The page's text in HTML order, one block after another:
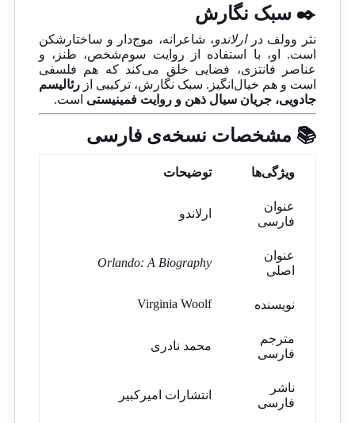
✒️ سبک نگارش
نثر وولف درارلاندو، شاعرانه، موج‌دار و ساختارشکن
است. او، با استفاده از روایت سوم‌شخص، طنز، و
عناصر فانتزی، فضایی خلق می‌کند که هم فلسفی
است و هم خیال‌انگیز. سبک نگارش، ترکیبی ازرئالیسم
جادویی، جریان سیال ذهن و روایت فمینیستی است.
📚 مشخصات نسخه‌ی فارسی
ویژگی‌ها توضیحات
عنوان
فارسی
ارلاندو
عنوان
اصلی
Orlando: A Biography
نویسنده Virginia Woolf
مترجم
فارسی
محمد نادری
ناشر
فارسی
انتشارات امیرکبیر